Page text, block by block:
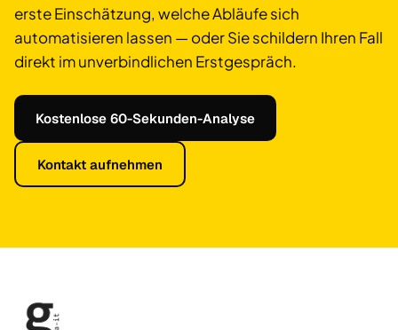
erste Einschätzung, welche Abläufe sich
automatisieren lassen — oder Sie schildern Ihren Fall
direkt im unverbindlichen Erstgespräch.
Kostenlose 60-Sekunden-Analyse
Kontakt aufnehmen